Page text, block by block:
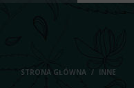
STRONA GŁÓWNA / INNE